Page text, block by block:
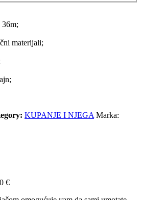
36m;
materijali;
KUPANJE I NJEGA Marka:
€